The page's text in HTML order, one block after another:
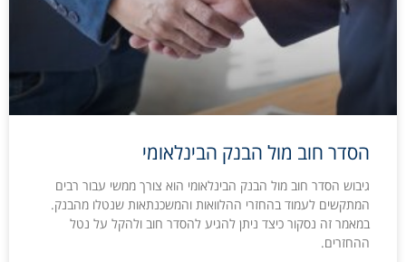
הסדר חוב מול הבנק הבינלאומי
גיבוש הסדר חוב מול הבנק הבינלאומי הוא צורך ממשי עבור רבים
המתקשים לעמוד בהחזרי ההלוואות והמשכנתאות שנטלו מהבנק.
במאמר זה נסקור כיצד ניתן להגיע להסדר חוב ולהקל על נטל
ההחזרים.